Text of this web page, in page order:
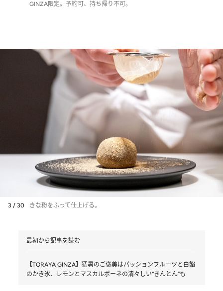
GINZA限定。予約可、持ち帰り不可。
3 / 30 きな粉をふって仕上げる。
最初から記事を読む
【TORAYA GINZA】猛暑のご褒美はパッションフルーツと白餡
のかき氷、レモンとマスカルポーネの清々しい“きんとん”も